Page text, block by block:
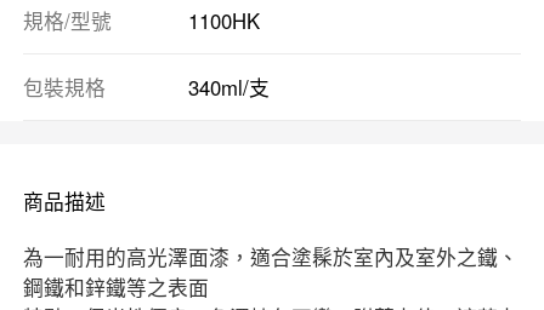
規格/型號 1100HK
包裝規格 340ml/支
商品描述
為一耐用的高光澤面漆，適合塗髹於室內及室外之鐵、
鋼鐵和鋅鐵等之表面